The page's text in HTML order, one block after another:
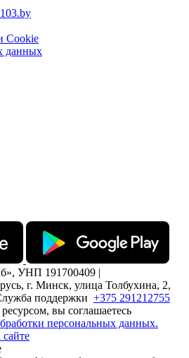
Cookie
данных
УНП 191700409 |
г. Минск, улица Толбухина, 2,
поддержки +375 291212755
вы соглашаетесь
персональных данных.